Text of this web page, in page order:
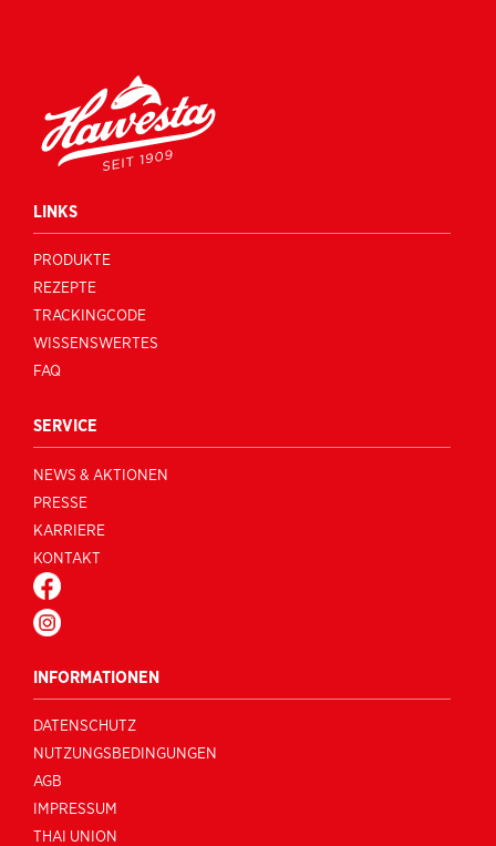
LINKS
PRODUKTE
REZEPTE
TRACKINGCODE
WISSENSWERTES
FAQ
SERVICE
NEWS & AKTIONEN
PRESSE
KARRIERE
KONTAKT
FACEBOOK
INSTAGRAM
INFORMATIONEN
DATENSCHUTZ
NUTZUNGSBEDINGUNGEN
AGB
IMPRESSUM
THAI UNION